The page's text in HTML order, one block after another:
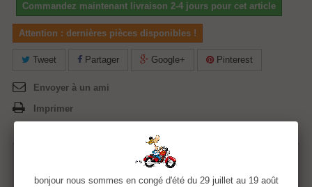
Commandez maintenant livraison 2-4 jours pour cet article
Attention : dernières pièces disponibles !
Tweet Partager Google+ Pinterest
Envoyer à un ami
Imprimer
bonjour nous sommes en congé d'été du 29 juillet au 19 août